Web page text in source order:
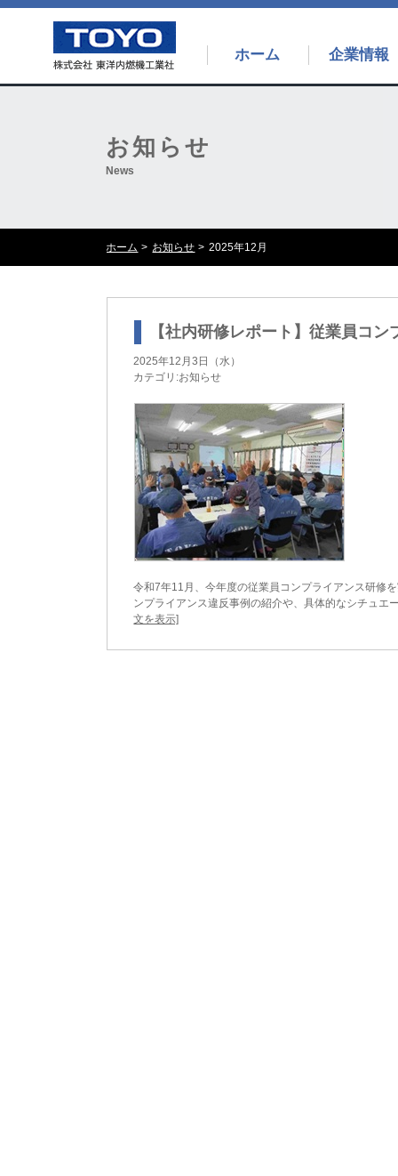
ホーム 企業情報
お知らせ
News
ホーム お知らせ 2025年12月
【社内研修レポート】従業員コ
2025年12月3日（水）
カテゴリ:お知らせ
令和7年11月、今年度の従業員コンプライアンス研修
ンプライアンス違反事例の紹介や、具体的なシチュ
文を表示]